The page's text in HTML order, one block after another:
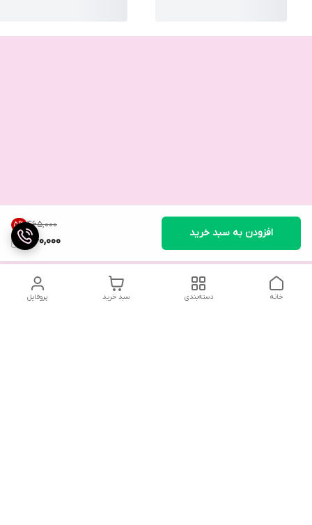
۴۶۵٬۰۰۰ 5%
440,000
افزودن به سبد خرید
پروفایل سبد خرید دسته‌بندی خانه